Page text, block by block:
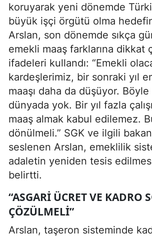
koruyarak yeni dönemde
büyük işçi örgütü olma
Arslan, son dönemde sıkça
emekli maaş farklarına dikkat
ifadeleri kullandı: “Emekli
kardeşlerimiz, bir sonraki yıl
maaşı daha da düşüyor.
dünyada yok. Bir yıl fazla
maaş almak kabul edilemez.
dönülmeli.” SGK ve ilgili
seslenen Arslan, emeklilik
adaletin yeniden tesis
belirtti.
“ASGARI ÜCRET VE KADRO
ÇÖZÜLMELI”
Arslan, taşeron sisteminde